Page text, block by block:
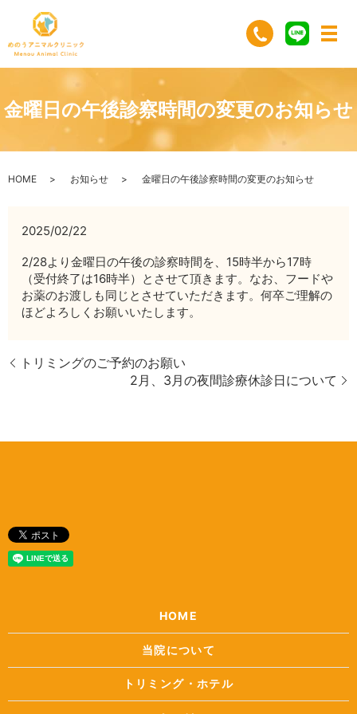
金曜日の午後診察時間の変更のお知らせ
HOME お知らせ 金曜日の午後診察時間の変更のお知らせ
2025/02/22
2/28より金曜日の午後の診察時間を、15時半から17時
（受付終了は16時半）とさせて頂きます。なお、フードや
お薬のお渡しも同じとさせていただきます。何卒ご理解の
ほどよろしくお願いいたします。
トリミングのご予約のお願い
2月、3月の夜間診療休診日について
HOME
当院について
トリミング・ホテル